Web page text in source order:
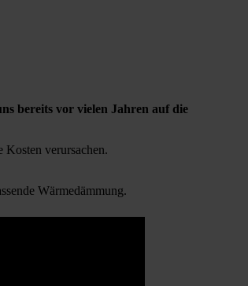
bereits vor vielen Jahren auf die
verursachen.
Wärmedämmung.